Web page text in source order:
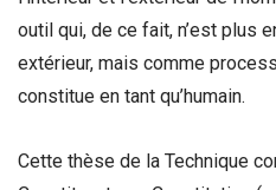
outil qui, de ce fait, n’est plus
extérieur, mais comme
constitue en tant qu’humain.
Cette thèse de la Technique